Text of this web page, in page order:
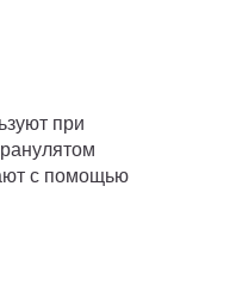
при
с помощью